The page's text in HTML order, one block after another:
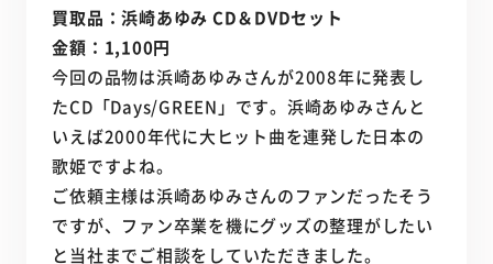
買取品：浜崎あゆみ CD＆DVDセット
金額：1,100円
今回の品物は浜崎あゆみさんが2008年に発表し
たCD「Days/GREEN」です。浜崎あゆみさんと
いえば2000年代に大ヒット曲を連発した日本の
歌姫ですよね。
ご依頼主様は浜崎あゆみさんのファンだったそう
ですが、ファン卒業を機にグッズの整理がしたい
と当社までご相談をしていただきました。